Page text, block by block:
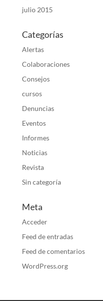
julio 2015
Categorías
Alertas
Colaboraciones
Consejos
cursos
Denuncias
Eventos
Informes
Noticias
Revista
Sin categoría
Meta
Acceder
Feed de entradas
Feed de comentarios
WordPress.org